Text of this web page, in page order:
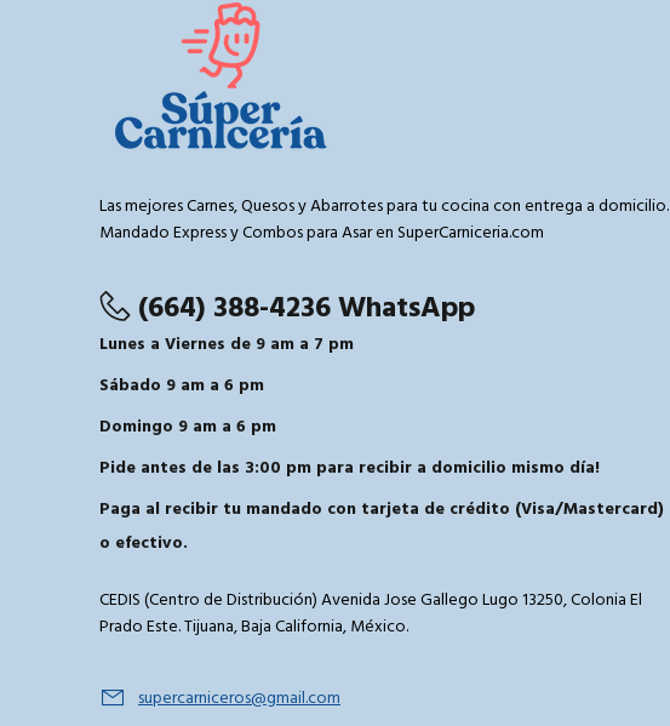
Las mejores Carnes, Quesos y Abarrotes para tu cocina con entrega a domicilio.
Mandado Express y Combos para Asar en SuperCarniceria.com
(664) 388-4236 WhatsApp
Lunes a Viernes de 9 am a 7 pm
Sábado 9 am a 6 pm
Domingo 9 am a 6 pm
Pide antes de las 3:00 pm para recibir a domicilio mismo día!
Paga al recibir tu mandado con tarjeta de crédito (Visa/Mastercard)
o efectivo.
CEDIS (Centro de Distribución) Avenida Jose Gallego Lugo 13250, Colonia El
Prado Este. Tijuana, Baja California, México.
supercarniceros@gmail.com